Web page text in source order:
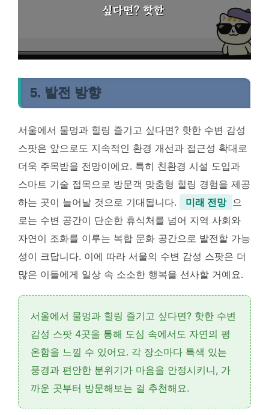
5. 발전 방향
서울에서 물멍과 힐링 즐기고 싶다면? 핫한 수변 감성
스팟은 앞으로도 지속적인 환경 개선과 접근성 확대로
더욱 주목받을 전망이에요. 특히 친환경 시설 도입과
스마트 기술 접목으로 방문객 맞춤형 힐링 경험을 제공
하는 곳이 늘어날 것으로 기대됩니다.
미래 전망 으
로는 수변 공간이 단순한 휴식처를 넘어 지역 사회와
자연이 조화를 이루는 복합 문화 공간으로 발전할 가능
성이 크답니다. 이에 따라 서울의 수변 감성 스팟은 더
많은 이들에게 일상 속 소소한 행복을 선사할 거예요.
서울에서 물멍과 힐링 즐기고 싶다면? 핫한 수변
감성 스팟 4곳을 통해 도심 속에서도 자연의 평
온함을 느낄 수 있어요. 각 장소마다 특색 있는
풍경과 편안한 분위기가 마음을 안정시키니, 가
까운 곳부터 방문해보는 걸 추천해요.